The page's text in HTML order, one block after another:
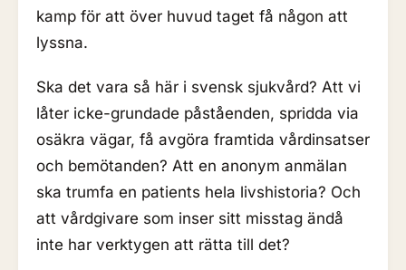
kamp för att över huvud taget få någon att
lyssna.
Ska det vara så här i svensk sjukvård? Att vi
låter icke-grundade påståenden, spridda via
osäkra vägar, få avgöra framtida vårdinsatser
och bemötanden? Att en anonym anmälan
ska trumfa en patients hela livshistoria? Och
att vårdgivare som inser sitt misstag ändå
inte har verktygen att rätta till det?